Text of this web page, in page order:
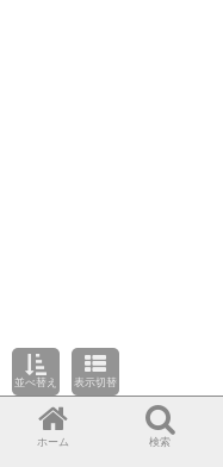
ホーム 検索
並べ替え 表示切替